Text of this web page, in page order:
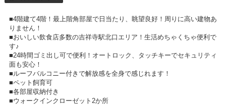
■4階建て4階！最上階角部屋で日当たり、眺望良好！周りに高い建物あ
りません！
■おいしい飲食店多数の吉祥寺駅北口エリア！生活めちゃくちゃ便利で
す♪
■24時間ゴミ出し可で便利！オートロック、タッチキーでセキュリティ
面も安心！
■ルーフバルコニー付きで解放感を全身で感じれます！
■ペット飼育可
■各部屋収納付き
■ウォークインクローゼット2か所